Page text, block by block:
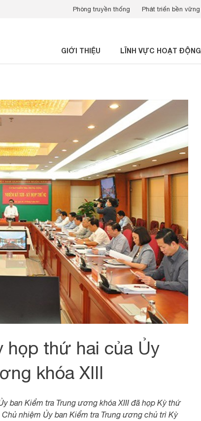
Phòng truyền thống Phát triển bền vững
GIỚI THIỆU LĨNH VỰC HOẠT ĐỘNG
họp thứ hai của Ủy
khóa XIII
ban Kiểm tra Trung ương khóa XIII đã họp Kỳ thứ
nhiệm Ủy ban Kiểm tra Trung ương chủ trì Kỳ